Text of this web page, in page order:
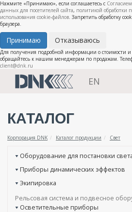
Нажмите «Принимаю», если соглашаетесь с
данных для посетителей сайта, политикой обработки
использования cookie-файлов. Запретить обработку
браузера.
Принимаю Отказываюсь
Для получения подробной информации о стоимости и
обращайтесь к нашим менеджерам по продажам.
client@dnk.ru
EN
КАТАЛОГ
Корпорация DNK Каталог продукции Свет
Оборудование для постановки
Приборы динамических эффектов
Экипировка
Рельсовая система и подвесное
Осветительные приборы